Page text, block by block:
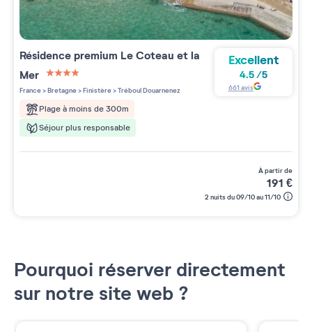
Résidence premium Le Coteau et la
Mer
4 étoiles sur 5
France>Bretagne>Finistère>Tréboul Douarnenez
Plage à moins de 300m
Séjour plus responsable
Excellent
4.5/5
661 avis
à partir de
191 €
2 nuits du 09/10 au 11/10
Pourquoi réserver directement
sur notre site web ?